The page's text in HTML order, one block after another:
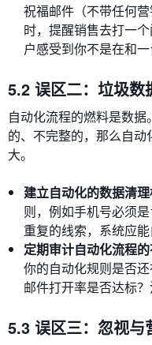
祝福邮件（不带任何
时，提醒销售去打一
户感受到你不是在和一
5.2 误区二：垃圾数
自动化流程的燃料是数
的、不完整的，那么自
大。
建立自动化的数据清
则，例如手机号必须
重复的线索，系统应能
定期审计自动化流程
你的自动化规则是否
邮件打开率是否达标？
5.3 误区三：忽视与